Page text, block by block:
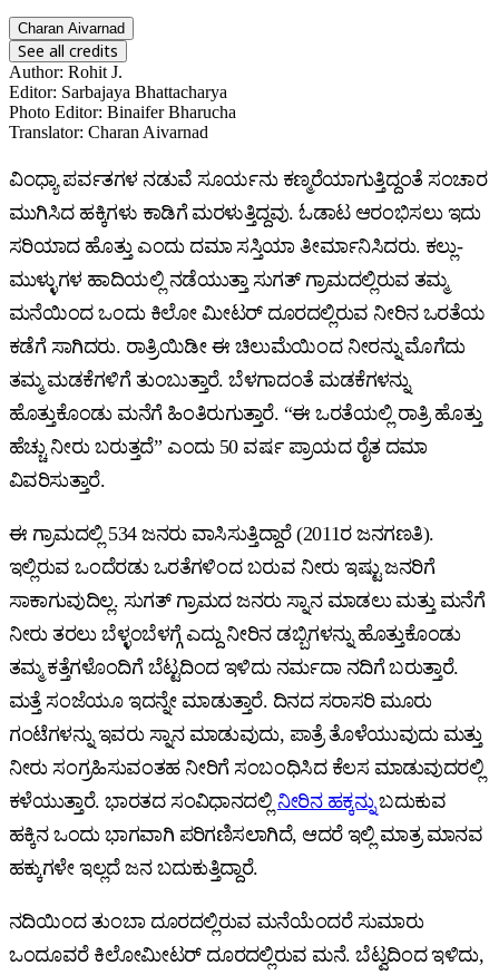
Charan Aivarnad
See all credits
Author: Rohit J.
Editor: Sarbajaya Bhattacharya
Photo Editor: Binaifer Bharucha
Translator: Charan Aivarnad
ವಿಂಧ್ಯಾ ಪರ್ವತಗಳ ನಡುವೆ ಸೂರ್ಯನು ಕಣ್ಮರೆಯಾಗುತ್ತಿದ್ದಂತೆ ಸಂಚಾರ
ಮುಗಿಸಿದ ಹಕ್ಕಿಗಳು ಕಾಡಿಗೆ ಮರಳುತ್ತಿದ್ದವು. ಓಡಾಟ ಆರಂಭಿಸಲು ಇದು
ಸರಿಯಾದ ಹೊತ್ತು ಎಂದು ದಮಾ ಸಸ್ತಿಯಾ ತೀರ್ಮಾನಿಸಿದರು. ಕಲ್ಲು-
ಮುಳ್ಳುಗಳ ಹಾದಿಯಲ್ಲಿ ನಡೆಯುತ್ತಾ ಸುಗತ್‌ ಗ್ರಾಮದಲ್ಲಿರುವ ತಮ್ಮ
ಮನೆಯಿಂದ ಒಂದು ಕಿಲೋ ಮೀಟರ್‌ ದೂರದಲ್ಲಿರುವ ನೀರಿನ ಒರತೆಯ
ಕಡೆಗೆ ಸಾಗಿದರು. ರಾತ್ರಿಯಿಡೀ ಈ ಚಿಲುಮೆಯಿಂದ ನೀರನ್ನು ಮೊಗೆದು
ತಮ್ಮ ಮಡಕೆಗಳಿಗೆ ತುಂಬುತ್ತಾರೆ. ಬೆಳಗಾದಂತೆ ಮಡಕೆಗಳನ್ನು
ಹೊತ್ತುಕೊಂಡು ಮನೆಗೆ ಹಿಂತಿರುಗುತ್ತಾರೆ. “ಈ ಒರತೆಯಲ್ಲಿ ರಾತ್ರಿ ಹೊತ್ತು
ಹೆಚ್ಚು ನೀರು ಬರುತ್ತದೆ” ಎಂದು 50 ವರ್ಷ ಪ್ರಾಯದ ರೈತ ದಮಾ
ವಿವರಿಸುತ್ತಾರೆ.
ಈ ಗ್ರಾಮದಲ್ಲಿ 534 ಜನರು ವಾಸಿಸುತ್ತಿದ್ದಾರೆ (2011ರ ಜನಗಣತಿ).
ಇಲ್ಲಿರುವ ಒಂದೆರಡು ಒರತೆಗಳಿಂದ ಬರುವ ನೀರು ಇಷ್ಟು ಜನರಿಗೆ
ಸಾಕಾಗುವುದಿಲ್ಲ. ಸುಗತ್‌ ಗ್ರಾಮದ ಜನರು ಸ್ನಾನ ಮಾಡಲು ಮತ್ತು ಮನೆಗೆ
ನೀರು ತರಲು ಬೆಳ್ಳಂಬೆಳಗ್ಗೆ ಎದ್ದು ನೀರಿನ ಡಬ್ಬಿಗಳನ್ನು ಹೊತ್ತುಕೊಂಡು
ತಮ್ಮ ಕತ್ತೆಗಳೊಂದಿಗೆ ಬೆಟ್ಟದಿಂದ ಇಳಿದು ನರ್ಮದಾ ನದಿಗೆ ಬರುತ್ತಾರೆ.
ಮತ್ತೆ ಸಂಜೆಯೂ ಇದನ್ನೇ ಮಾಡುತ್ತಾರೆ. ದಿನದ ಸರಾಸರಿ ಮೂರು
ಗಂಟೆಗಳನ್ನು ಇವರು ಸ್ನಾನ ಮಾಡುವುದು, ಪಾತ್ರೆ ತೊಳೆಯುವುದು ಮತ್ತು
ನೀರು ಸಂಗ್ರಹಿಸುವಂತಹ ನೀರಿಗೆ ಸಂಬಂಧಿಸಿದ ಕೆಲಸ ಮಾಡುವುದರಲ್ಲಿ
ಕಳೆಯುತ್ತಾರೆ. ಭಾರತದ ಸಂವಿಧಾನದಲ್ಲಿ ನೀರಿನ ಹಕ್ಕನ್ನುಬದುಕುವ
ಹಕ್ಕಿನ ಒಂದು ಭಾಗವಾಗಿ ಪರಿಗಣಿಸಲಾಗಿದೆ, ಆದರೆ ಇಲ್ಲಿ ಮಾತ್ರ ಮಾನವ
ಹಕ್ಕುಗಳೇ ಇಲ್ಲದೆ ಜನ ಬದುಕುತ್ತಿದ್ದಾರೆ.
ನದಿಯಿಂದ ತುಂಬಾ ದೂರದಲ್ಲಿರುವ ಮನೆಯೆಂದರೆ ಸುಮಾರು
ಒಂದೂವರೆ ಕಿಲೋಮೀಟರ್‌ ದೂರದಲ್ಲಿರುವ ಮನೆ. ಬೆಟ್ವದಿಂದ ಇಳಿದು,